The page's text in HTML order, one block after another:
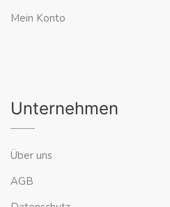
Mein Konto
Unternehmen
Über uns
AGB